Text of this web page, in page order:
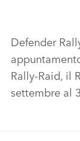
Defender
Rally‑Raid, il
settembre al